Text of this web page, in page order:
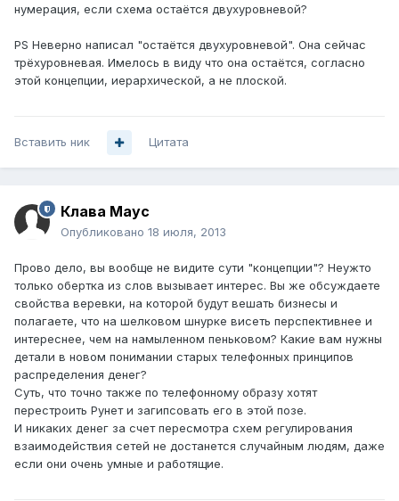
нумерация, если схема остаётся двухуровневой?
PS Неверно написал "остаётся двухуровневой". Она сейчас
трёхуровневая. Имелось в виду что она остаётся, согласно
этой концепции, иерархической, а не плоской.
Вставить ник Цитата
Клава Маус
Опубликовано 18 июля, 2013
Прово дело, вы вообще не видите сути "концепции"? Неужто
только обертка из слов вызывает интерес. Вы же обсуждаете
свойства веревки, на которой будут вешать бизнесы и
полагаете, что на шелковом шнурке висеть перспективнее и
интереснее, чем на намыленном пеньковом? Какие вам нужны
детали в новом понимании старых телефонных принципов
распределения денег?
Суть, что точно также по телефонному образу хотят
перестроить Рунет и загипсовать его в этой позе.
И никаких денег за счет пересмотра схем регулирования
взаимодействия сетей не достанется случайным людям, даже
если они очень умные и работящие.